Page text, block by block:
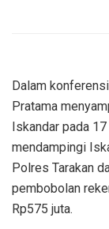
Dalam
Pratama
Iskandar pada
mendampingi
Polres Tarakan
pembobolan
Rp575 juta.